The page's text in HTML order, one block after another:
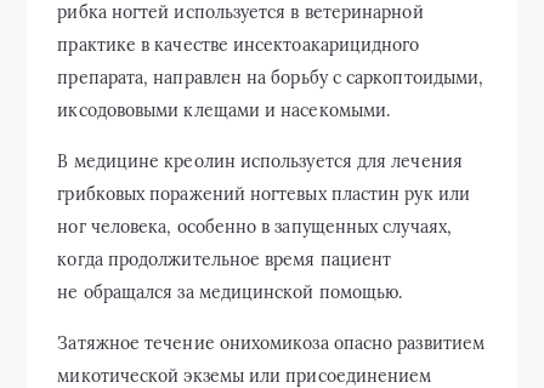
рибка ногтей используется в ветеринарной
практике в качестве инсектоакарицидного
препарата, направлен на борьбу с саркоптоидыми,
иксодововыми клещами и насекомыми.
В медицине креолин используется для лечения
грибковых поражений ногтевых пластин рук или
ног человека, особенно в запущенных случаях,
когда продолжительное время пациент
не обращался за медицинской помощью.
Затяжное течение онихомикоза опасно развитием
микотической экземы или присоединением